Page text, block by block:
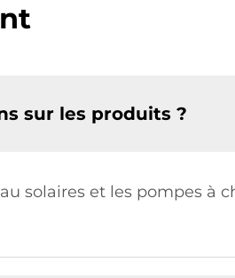
sur les produits ?
solaires et les pompes à